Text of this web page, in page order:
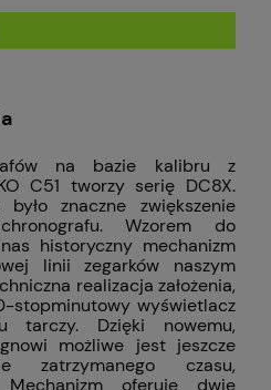
na bazie kalibru z
C51 tworzy serię DC8X.
znaczne zwiększenie
Wzorem do
historyczny mechanizm
linii zegarków naszym
realizacja założenia,
stopminutowy wyświetlacz
tarczy. Dzięki nowemu,
możliwe jest jeszcze
zatrzymanego czasu,